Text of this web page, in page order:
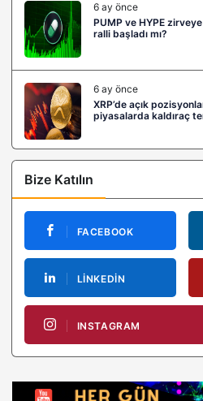
6 ay önce
PUMP ve HYPE
ralli başladı mı?
6 ay önce
XRP’de açık
piyasalarda kaldıraç
Bize Katılın
FACEBOOK
LINKEDIN
INSTAGRAM